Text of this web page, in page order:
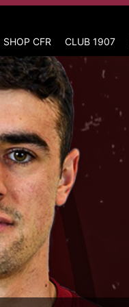
SHOP CFR CLUB 1907